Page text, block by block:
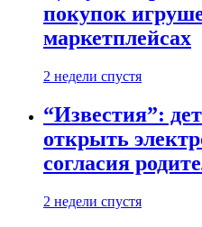
покупок
маркетплейсах
2 недели спустя
“Известия”:
открыть
согласия
2 недели спустя